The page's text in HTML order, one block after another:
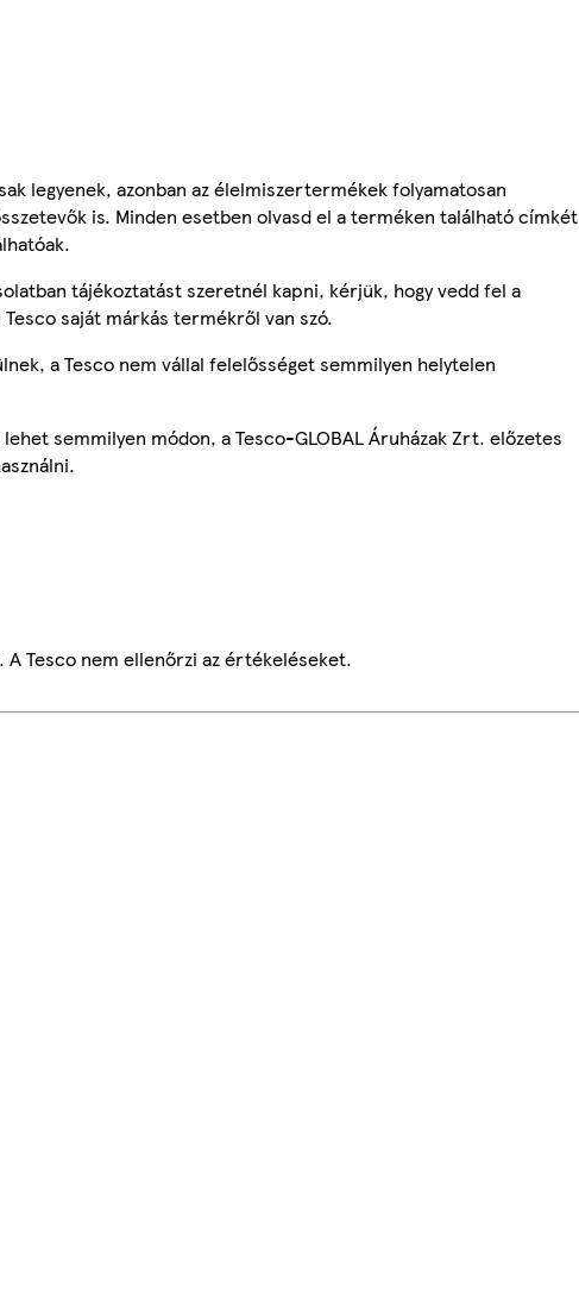
legyenek, azonban az élelmiszertermékek folyamatosan
is. Minden esetben olvasd el a terméken található címkét
tájékoztatást szeretnél kapni, kérjük, hogy vedd fel a
saját márkás termékről van szó.
a Tesco nem vállal felelősséget semmilyen helytelen
semmilyen módon, a Tesco-GLOBAL Áruházak Zrt. előzetes
Tesco nem ellenőrzi az értékeléseket.